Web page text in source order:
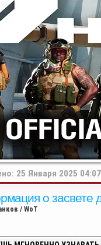
25 Января 2025 04:07
о засвете
/ WoT